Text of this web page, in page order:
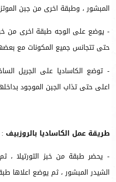
المبشور ، وطبقة اخرى من جبن
- يوضع على الوجه طبقة اخرى من
حتى تتجانس جميع المكونات مع
- توضع الكاساديا على الجريل
اعلى حتى تذاب الجبن الموجود
طريقة عمل الكاساديا بالروزبيف :
- يحضر طبقة من خبز التورتيلا ،
الشيدر المبشور ، ثم يوضع اعلاها